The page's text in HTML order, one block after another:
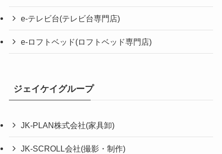
e-テレビ台(テレビ台専門店)
e-ロフトベッド(ロフトベッド専門店)
ジェイケイグループ
JK-PLAN株式会社(家具卸)
JK-SCROLL会社(撮影・制作)